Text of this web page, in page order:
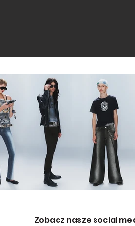
Zobacz nasze social